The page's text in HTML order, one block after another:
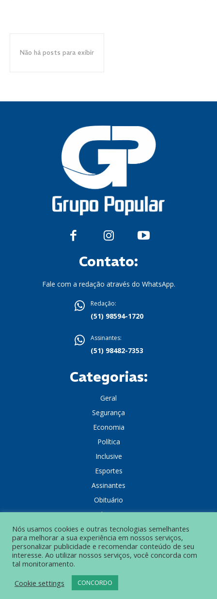
Não há posts para exibir
Contato:
Fale com a redação através do WhatsApp.
Redação:
(51) 98594-1720
Assinantes:
(51) 98482-7353
Categorias:
Geral
Segurança
Economia
Política
Inclusive
Esportes
Assinantes
Obituário
Colunistas
© Grupo Popular de Comunicação – Todos os direitos reservados.
POLÍTICA DE PRIVACIDADE
Nós usamos cookies e outras tecnologias semelhantes
para melhorar a sua experiência em nossos serviços,
personalizar publicidade e recomendar conteúdo de seu
interesse. Ao utilizar nossos serviços, você concorda com
tal monitoramento.
Cookie settings
CONCORDO